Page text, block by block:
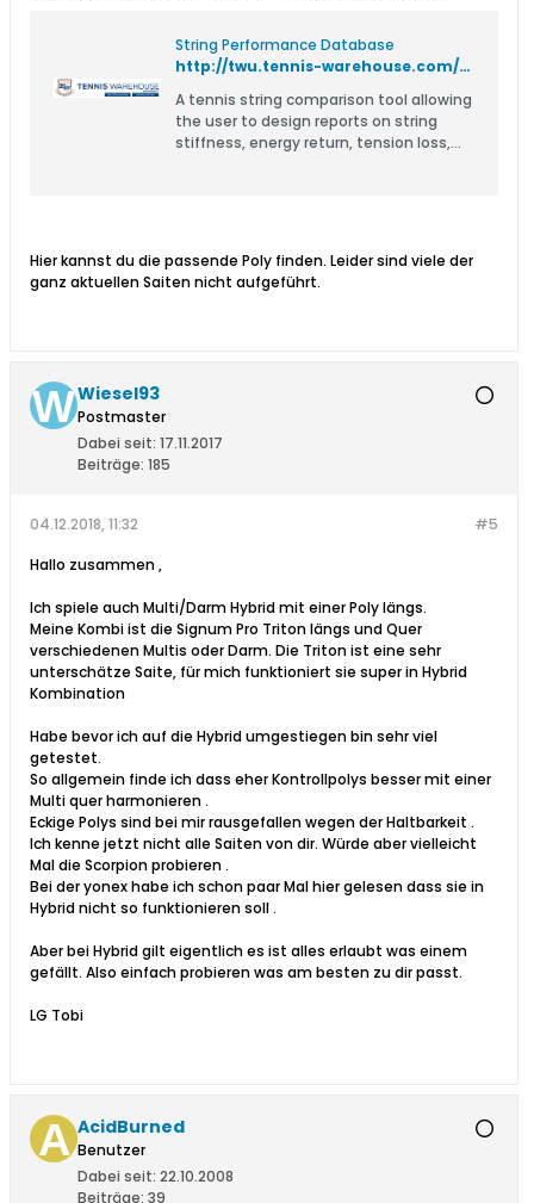
String Performance Database
http://twu.tennis-warehouse.com/learning_center/reporter2.php
A tennis string comparison tool allowing
the user to design reports on string
stiffness, energy return, tension loss,
Hier kannst du die passende Poly finden. Leider sind viele der
ganz aktuellen Saiten nicht aufgeführt.
Wiesel93
Postmaster
Dabei seit: 17.11.2017
Beiträge: 185
#5
04.12.2018, 11:32
Hallo zusammen ,
Ich spiele auch Multi/Darm Hybrid mit einer Poly längs.
Meine Kombi ist die Signum Pro Triton längs und Quer
verschiedenen Multis oder Darm. Die Triton ist eine sehr
unterschätze Saite, für mich funktioniert sie super in Hybrid
Kombination
Habe bevor ich auf die Hybrid umgestiegen bin sehr viel
getestet.
So allgemein finde ich dass eher Kontrollpolys besser mit einer
Multi quer harmonieren .
Eckige Polys sind bei mir rausgefallen wegen der Haltbarkeit .
Ich kenne jetzt nicht alle Saiten von dir. Würde aber vielleicht
Mal die Scorpion probieren .
Bei der yonex habe ich schon paar Mal hier gelesen dass sie in
Hybrid nicht so funktionieren soll .
Aber bei Hybrid gilt eigentlich es ist alles erlaubt was einem
gefällt. Also einfach probieren was am besten zu dir passt.
LG Tobi
AcidBurned
Benutzer
Dabei seit: 22.10.2008
Beiträge: 39